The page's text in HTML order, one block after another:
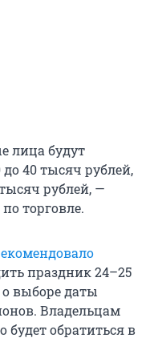
лица будут
40 тысяч рублей,
рублей, —
торговле.
праздник 24–25
выборе даты
Владельцам
будет обратиться в